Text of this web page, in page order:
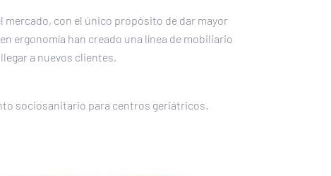
con el único propósito de dar mayor
ergonomía han creado una línea de mobiliario
a nuevos clientes.
sociosanitario para centros geriátricos.